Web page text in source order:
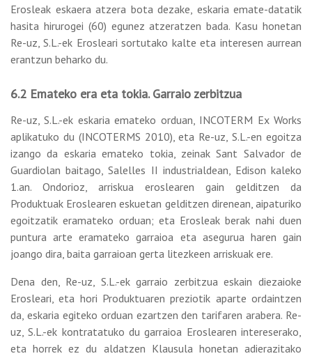
Erosleak eskaera atzera bota dezake, eskaria emate-datatik
hasita hirurogei (60) egunez atzeratzen bada. Kasu honetan
Re-uz, S.L.-ek Erosleari sortutako kalte eta interesen aurrean
erantzun beharko du.
6.2 Emateko era eta tokia. Garraio zerbitzua
Re-uz, S.L.-ek eskaria emateko orduan, INCOTERM Ex Works
aplikatuko du (INCOTERMS 2010), eta Re-uz, S.L.-en egoitza
izango da eskaria emateko tokia, zeinak Sant Salvador de
Guardiolan baitago, Salelles II industrialdean, Edison kaleko
1.an. Ondorioz, arriskua eroslearen gain gelditzen da
Produktuak Eroslearen eskuetan gelditzen direnean, aipaturiko
egoitzatik eramateko orduan; eta Erosleak berak nahi duen
puntura arte eramateko garraioa eta asegurua haren gain
joango dira, baita garraioan gerta litezkeen arriskuak ere.
Dena den, Re-uz, S.L.-ek garraio zerbitzua eskain diezaioke
Erosleari, eta hori Produktuaren preziotik aparte ordaintzen
da, eskaria egiteko orduan ezartzen den tarifaren arabera. Re-
uz, S.L.-ek kontratatuko du garraioa Eroslearen intereserako,
eta horrek ez du aldatzen Klausula honetan adierazitako